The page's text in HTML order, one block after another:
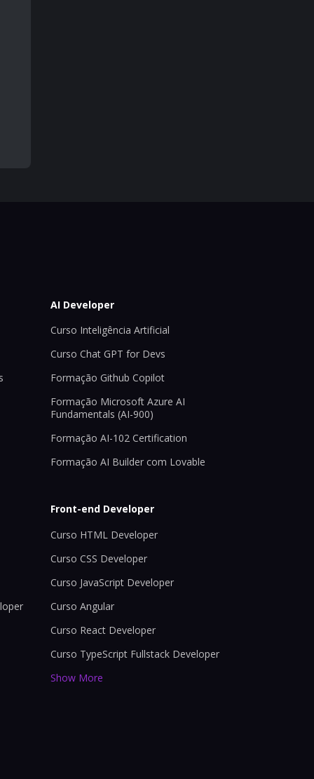
AI Developer
Curso Inteligência Artificial
Curso Chat GPT for Devs
Formação Github Copilot
Formação Microsoft Azure AI
Fundamentals (AI-900)
Formação AI-102 Certification
Formação AI Builder com Lovable
Front-end Developer
Curso HTML Developer
Curso CSS Developer
Curso JavaScript Developer
Curso Angular
Curso React Developer
Curso TypeScript Fullstack Developer
Show More